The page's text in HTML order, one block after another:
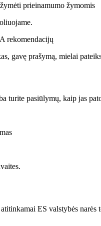
prieinamumo žymomis
rekomendacijų
gavę prašymą, mielai
turite pasiūlymų, kaip jas
ES valstybės